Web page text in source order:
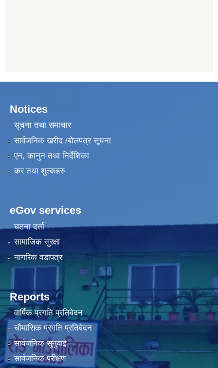
Notices
सूचना तथा समाचार
सार्वजनिक खरीद /बोलपत्र सूचना
एन, कानुन तथा निर्देशिका
कर तथा शुल्कहरु
eGov services
घटना दर्ता
सामाजिक सुरक्षा
नागरिक वडापत्र
Reports
वार्षिक प्रगति प्रतिवेदन
चौमासिक प्रगति प्रतिवेदन
सार्वजनिक सुनुवाई
सार्वजनिक परीक्षण